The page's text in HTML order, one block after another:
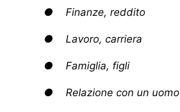
● Finanze, reddito
● Lavoro, carriera
● Famiglia, figli
● Relazione con un uomo